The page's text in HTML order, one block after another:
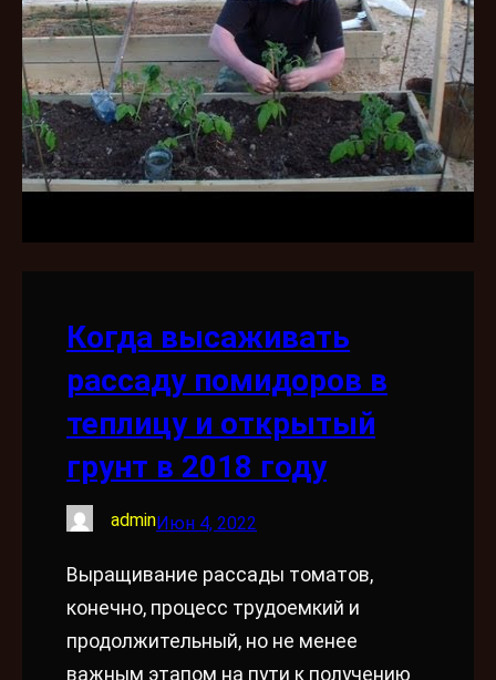
Когда высаживать
рассаду помидоров в
теплицу и открытый
грунт в 2018 году
adminИюн 4, 2022
Выращивание рассады томатов,
конечно, процесс трудоемкий и
продолжительный, но не менее
важным этапом на пути к получению